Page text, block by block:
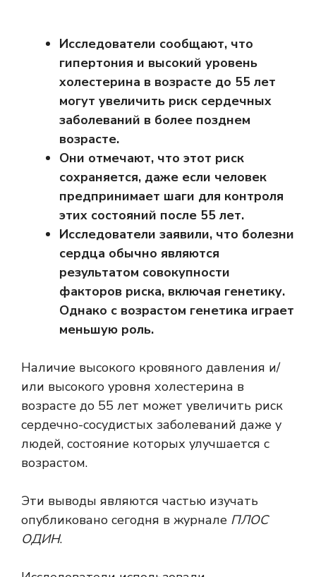
Исследователи сообщают, что
гипертония и высокий уровень
холестерина в возрасте до 55 лет
могут увеличить риск сердечных
заболеваний в более позднем
возрасте.
Они отмечают, что этот риск
сохраняется, даже если человек
предпринимает шаги для контроля
этих состояний после 55 лет.
Исследователи заявили, что болезни
сердца обычно являются
результатом совокупности
факторов риска, включая генетику.
Однако с возрастом генетика играет
меньшую роль.
Наличие высокого кровяного давления и/
или высокого уровня холестерина в
возрасте до 55 лет может увеличить риск
сердечно-сосудистых заболеваний даже у
людей, состояние которых улучшается с
возрастом.
Эти выводы являются частью изучать
опубликовано сегодня в журнале ПЛОС
ОДИН.